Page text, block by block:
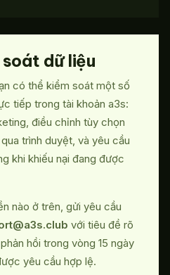
dữ liệu
có thể kiểm soát một số
tiếp trong tài khoản a3s:
điều chỉnh tùy chọn
trình duyệt, và yêu cầu
khi khiếu nại đang được
nào ở trên, gửi yêu cầu
với tiêu đề rõ
hồi trong vòng 15 ngày
yêu cầu hợp lệ.